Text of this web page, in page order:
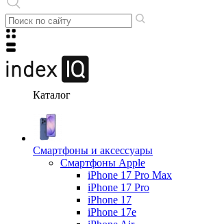
Каталог
Смартфоны и аксессуары
Смартфоны Apple
iPhone 17 Pro Max
iPhone 17 Pro
iPhone 17
iPhone 17e